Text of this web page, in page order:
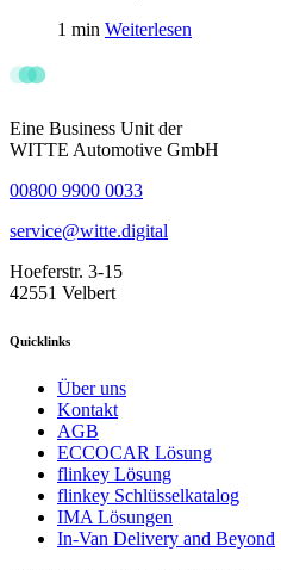
1 min Weiterlesen
Eine Business Unit der
WITTE Automotive GmbH
00800 9900 0033
service@witte.digital
Hoeferstr. 3-15
42551 Velbert
Quicklinks
Über uns
Kontakt
AGB
ECCOCAR Lösung
flinkey Lösung
flinkey Schlüsselkatalog
IMA Lösungen
In-Van Delivery and Beyond